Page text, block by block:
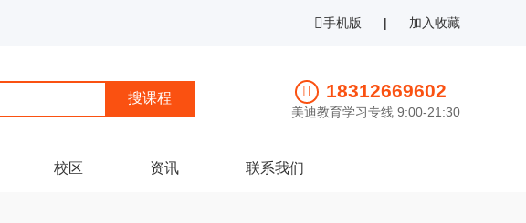
手机版 | 加入收藏
18312669602
美迪教育学习专线 9:00-21:30
校区 资讯 联系我们